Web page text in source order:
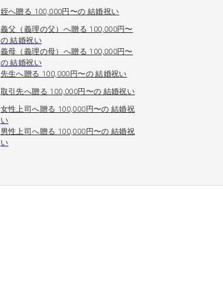
姪へ贈る 100,000円〜の 結婚祝い
義父（義理の父）へ贈る 100,000円〜
の 結婚祝い
義母（義理の母）へ贈る 100,000円〜
の 結婚祝い
先生へ贈る 100,000円〜の 結婚祝い
取引先へ贈る 100,000円〜の 結婚祝い
女性上司へ贈る 100,000円〜の 結婚祝
い
男性上司へ贈る 100,000円〜の 結婚祝
い